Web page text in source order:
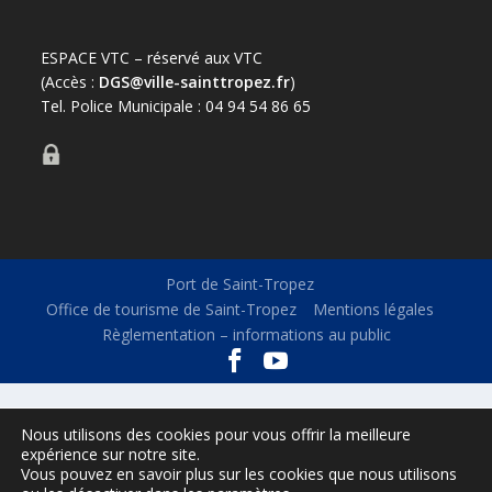
ESPACE VTC – réservé aux VTC
(Accès : DGS@ville-sainttropez.fr)
Tel. Police Municipale : 04 94 54 86 65
Port de Saint-Tropez
Office de tourisme de Saint-Tropez
Mentions légales
Règlementation – informations au public
Nous utilisons des cookies pour vous offrir la meilleure
expérience sur notre site.
Vous pouvez en savoir plus sur les cookies que nous utilisons